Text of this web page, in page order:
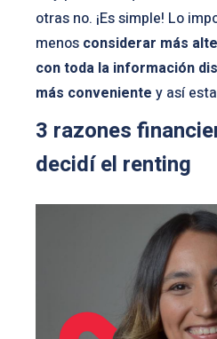
otras no. ¡Es simple! Lo
menos considerar más
con toda la información
más conveniente y así
3 razones
decidí el renting